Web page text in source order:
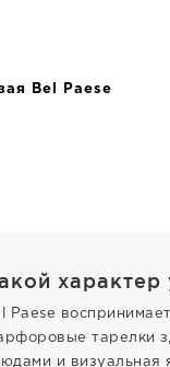
Bel Paese
характер
Paese
тарелки
и визуальная